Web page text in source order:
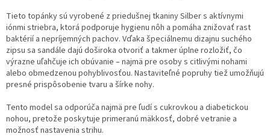
Tieto topánky sú vyrobené z priedušnej tkaniny Silber s aktívnymi
iónmi striebra, ktorá podporuje hygienu nôh a pomáha znižovať rast
baktérií a nepríjemných pachov. Vďaka špeciálnemu dizajnu suchého
zipsu sa sandále dajú doširoka otvoriť a takmer úplne rozložiť, čo
výrazne uľahčuje ich obúvanie – najmä pre osoby s citlivými nohami
alebo obmedzenou pohyblivosťou. Nastaviteľné popruhy tiež umožňujú
presné prispôsobenie tvaru a šírke nohy.
Tento model sa odporúča najmä pre ľudí s cukrovkou a diabetickou
nohou, pretože poskytuje primeranú mäkkosť, dobré vetranie a
možnosť nastavenia strihu.